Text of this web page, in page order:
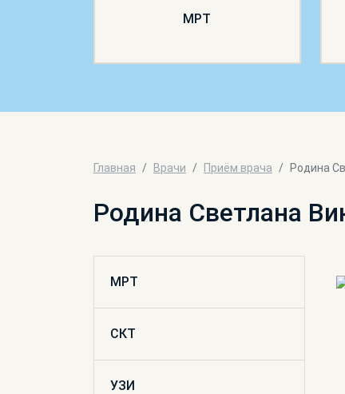
МРТ
Главная Врачи Приём врача Родина
Родина Светлана
МРТ
СКТ
УЗИ